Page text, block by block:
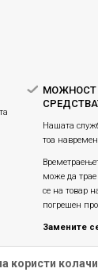
МОЖНОСТ
Нашата
тоа
може да
се на товар
погрешен
Замените
Праксата на
заменуваат
користи